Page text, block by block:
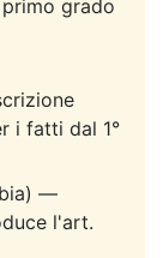
grado
i fatti dal 1°
—
l'art.